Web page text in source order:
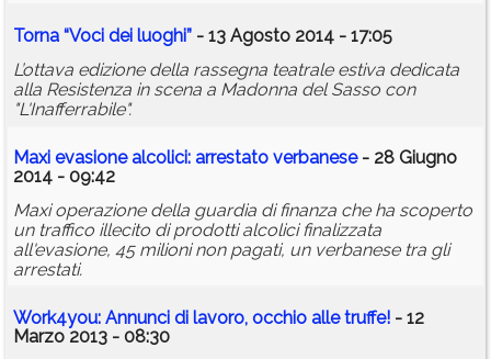
Torna “Voci dei luoghi” - 13 Agosto 2014 - 17:05
L’ottava edizione della rassegna teatrale estiva dedicata
alla Resistenza in scena a Madonna del Sasso con
"L'Inafferrabile".
Maxi evasione alcolici: arrestato verbanese- 28 Giugno
2014 - 09:42
Maxi operazione della guardia di finanza che ha scoperto
un traffico illecito di prodotti alcolici finalizzata
all'evasione, 45 milioni non pagati, un verbanese tra gli
arrestati.
Work4you: Annunci di lavoro, occhio alle truffe! - 12
Marzo 2013 - 08:30